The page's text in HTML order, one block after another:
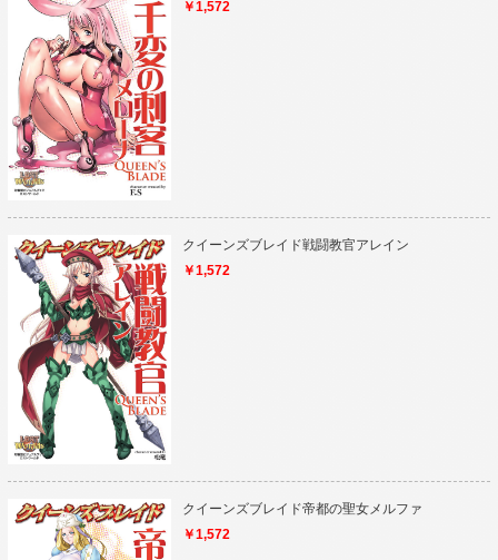
￥1,572
クイーンズブレイド戦闘教官アレイン
￥1,572
クイーンズブレイド帝都の聖女メルファ
￥1,572